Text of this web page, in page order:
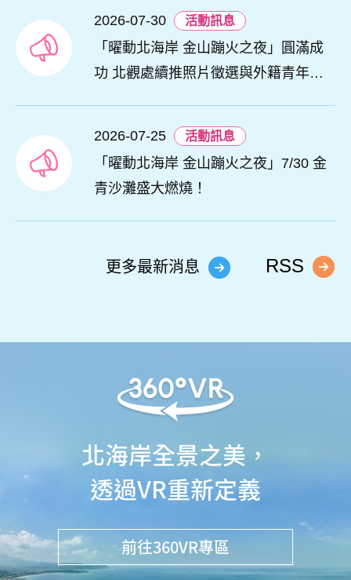
2026-07-30 活動訊息
「曜動北海岸 金山蹦火之夜」圓滿成
功 北觀處續推照片徵選與外籍青年免
2026-07-25 活動訊息
「曜動北海岸 金山蹦火之夜」7/30 金
青沙灘盛大燃燒！
更多最新消息 RSS
北海岸全景之美，
透過VR重新定義
前往360VR專區